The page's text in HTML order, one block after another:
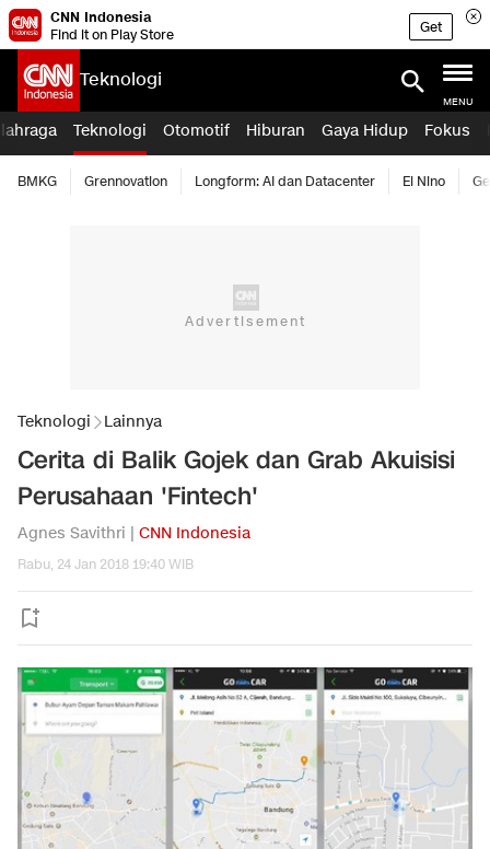
CNN Indonesia
Find it on Play Store
Get
Teknologi
MENU
Teknologi Otomotif Hiburan Gaya Hidup Fokus
BMKG Grennovation Longform: AI dan Datacenter El Nino
Teknologi Lainnya
Cerita di Balik Gojek dan Grab Akuisisi
Perusahaan 'Fintech'
Agnes Savithri | CNN Indonesia
Rabu, 24 Jan 2018 19:40 WIB